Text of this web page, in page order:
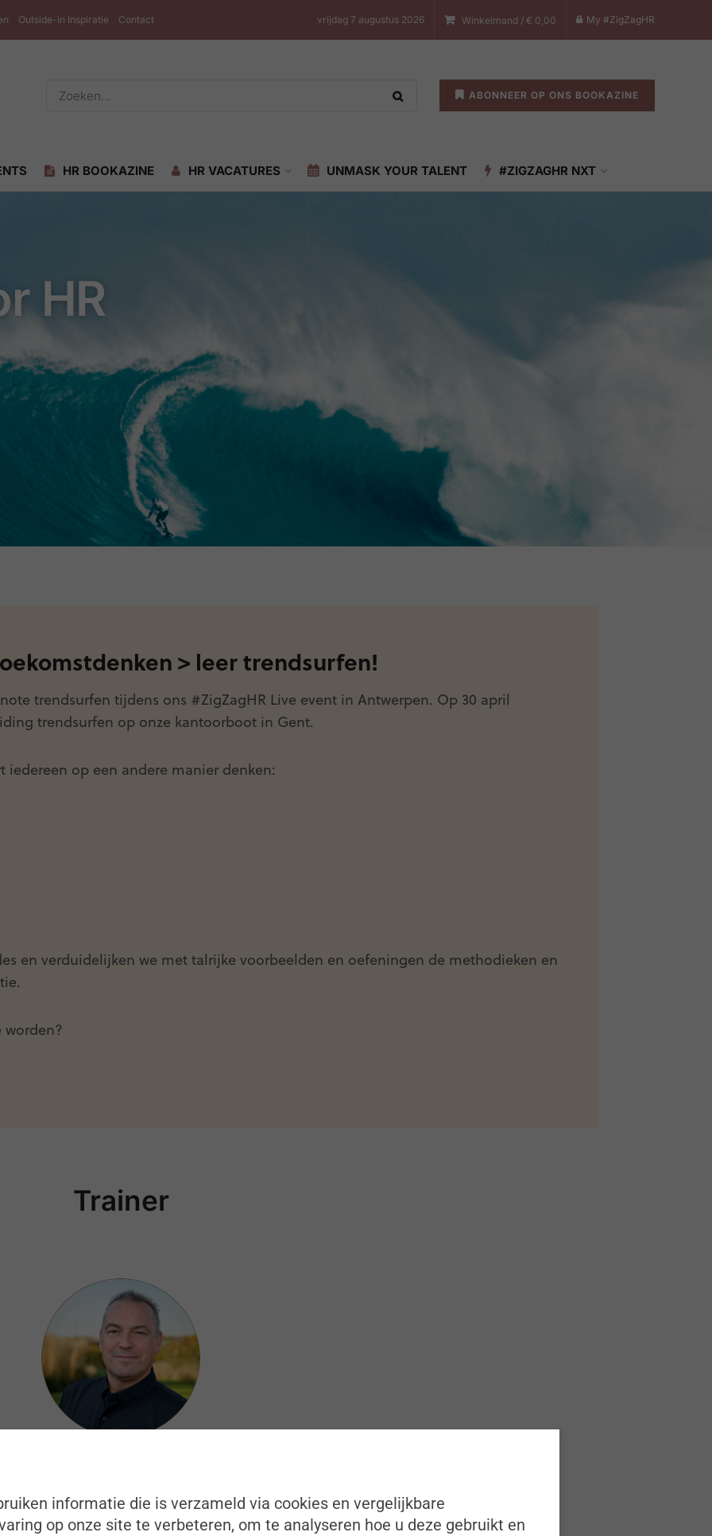
Outside-in Inspiratie Contact vrijdag 7 augustus 2026 Winkelmand / € 0,00 My #ZigZagHR
ABONNEER OP ONS BOOKAZINE
HR BOOKAZINE HR VACATURES UNMASK YOUR TALENT #ZIGZAGHR NXT
HR
> leer trendsurfen!
trendsurfen tijdens ons #ZigZagHR Live event in Antwerpen. Op 30 april
trendsurfen op onze kantoorboot in Gent.
op een andere manier denken:
en verduidelijken we met talrijke voorbeelden en oefeningen de methodieken en
Trainer
Futuroloog
informatie die is verzameld via cookies en vergelijkbare
op onze site te verbeteren, om te analyseren hoe u deze gebruikt en